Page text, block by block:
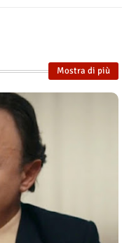
Mostra di più